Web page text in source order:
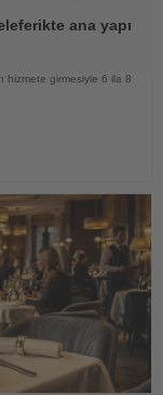
ana yapı
hizmete girmesiyle 6 ila 8